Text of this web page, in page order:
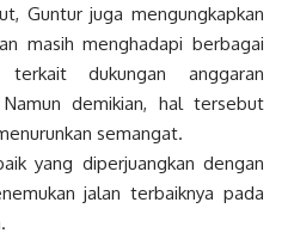
Guntur juga mengungkapkan
masih menghadapi berbagai
terkait dukungan anggaran
demikian, hal tersebut
semangat.
yang diperjuangkan dengan
jalan terbaiknya pada